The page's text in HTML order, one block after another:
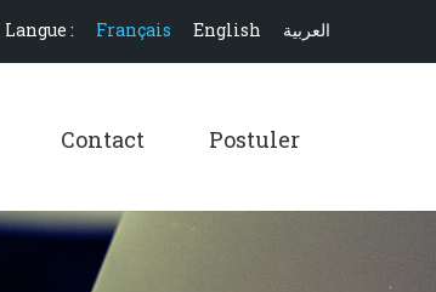
Langue : Français English العربية
Contact Postuler